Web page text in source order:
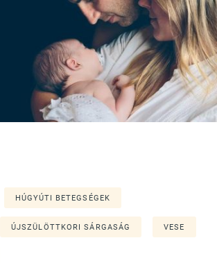
HÚGYÚTI BETEGSÉGEK
ÚJSZÜLÖTTKORI SÁRGASÁG VESE